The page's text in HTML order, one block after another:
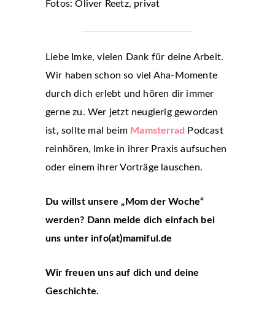
Fotos: Oliver Reetz, privat
Liebe Imke, vielen Dank für deine Arbeit.
Wir haben schon so viel Aha-Momente
durch dich erlebt und hören dir immer
gerne zu. Wer jetzt neugierig geworden
ist, sollte mal beim Mamsterrad Podcast
reinhören, Imke in ihrer Praxis aufsuchen
oder einem ihrer Vorträge lauschen.
Du willst unsere „Mom der Woche“
werden? Dann melde dich einfach bei
uns unter info(at)mamiful.de
Wir freuen uns auf dich und deine
Geschichte.